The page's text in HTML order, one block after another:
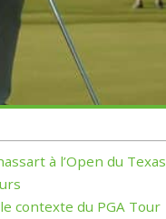
à l’Open du Texas
contexte du PGA Tour